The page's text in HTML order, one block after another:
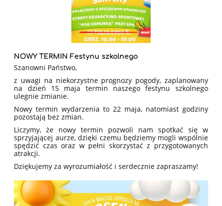
NOWY TERMIN Festynu szkolnego
Szanowni Państwo,
z uwagi na niekorzystne prognozy pogody, zaplanowany
na dzień 15 maja termin naszego festynu szkolnego
ulegnie zmianie.
Nowy termin wydarzenia to 22 maja, natomiast godziny
pozostają bez zmian.
Liczymy, że nowy termin pozwoli nam spotkać się w
sprzyjającej aurze, dzięki czemu będziemy mogli wspólnie
spędzić czas oraz w pełni skorzystać z przygotowanych
atrakcji.
Dziękujemy za wyrozumiałość i serdecznie zapraszamy!